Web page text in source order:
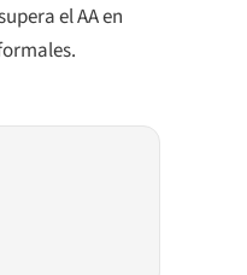
el AA en